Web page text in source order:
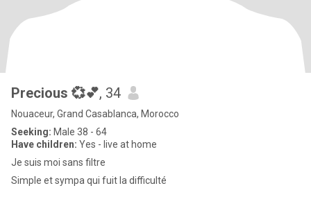
Precious 💞💕, 34
Nouaceur, Grand Casablanca, Morocco
Seeking: Male 38 - 64
Have children: Yes - live at home
Je suis moi sans filtre
Simple et sympa qui fuit la difficulté